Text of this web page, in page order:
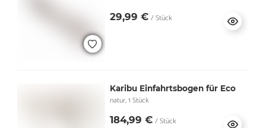
29,99 € / Stück
Karibu Einfahrtsbogen für Eco
natur, 1 Stück
184,99 € / Stück